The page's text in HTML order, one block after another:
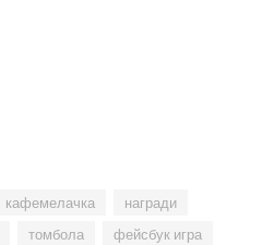
кафемелачка
награди
томбола
фейсбук игра